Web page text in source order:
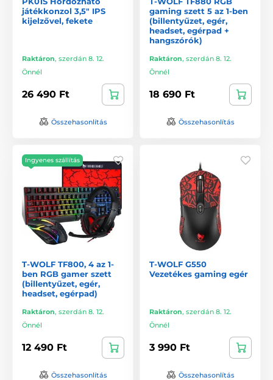
játékkonzol 3,5" IPS
kijelzővel, fekete
Raktáron, szerdán 8. 12.
Önnél
26 490 Ft
Összehasonlítás
gaming szett 5 az 1-ben
(billentyűzet, egér,
headset, egérpad +
hangszórók)
Raktáron, szerdán 8. 12.
Önnél
18 690 Ft
Összehasonlítás
Ingyenes szállítás
T-WOLF TF800, 4 az 1-
ben RGB gamer szett
(billentyűzet, egér,
headset, egérpad)
Raktáron, szerdán 8. 12.
Önnél
12 490 Ft
Összehasonlítás
T-WOLF G550
Vezetékes gaming egér
Raktáron, szerdán 8. 12.
Önnél
3 990 Ft
Összehasonlítás